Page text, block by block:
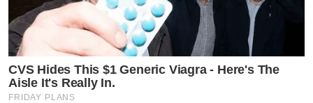
CVS Hides This $1 Generic Viagra - Here's The
Aisle It's Really In.
FRIDAY PLANS